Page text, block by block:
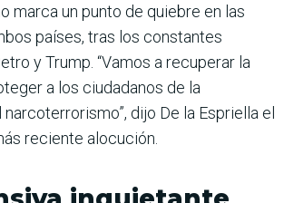
marca un punto de quiebre en las
países, tras los constantes
y Trump. “Vamos a recuperar la
a los ciudadanos de la
dijo De la Espriella el
reciente alocución.